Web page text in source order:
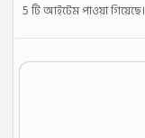
5 টি আইটেম পাওয়া গিয়েছে।